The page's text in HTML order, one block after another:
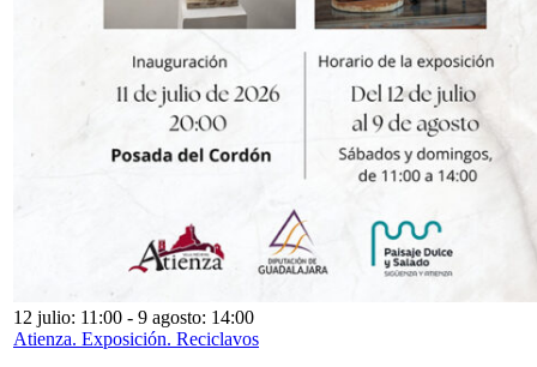
12 julio: 11:00 - 9 agosto: 14:00
Atienza. Exposición. Reciclavos